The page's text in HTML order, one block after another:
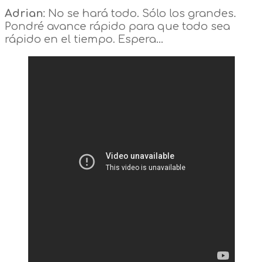
Adrian: No se hará todo. Sólo los grandes.
Pondré avance rápido para que todo sea
rápido en el tiempo. Espera…